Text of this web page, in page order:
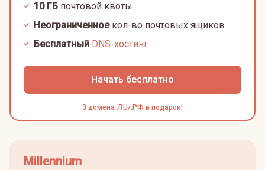
10ГБ почтовой квоты
Неограниченноекол-во почтовых ящиков
Бесплатный DNS-хостинг
Начать бесплатно
3 домена .RU/.РФ в подарок!
Millennium